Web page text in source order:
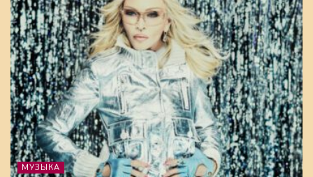
МУЗЫКА